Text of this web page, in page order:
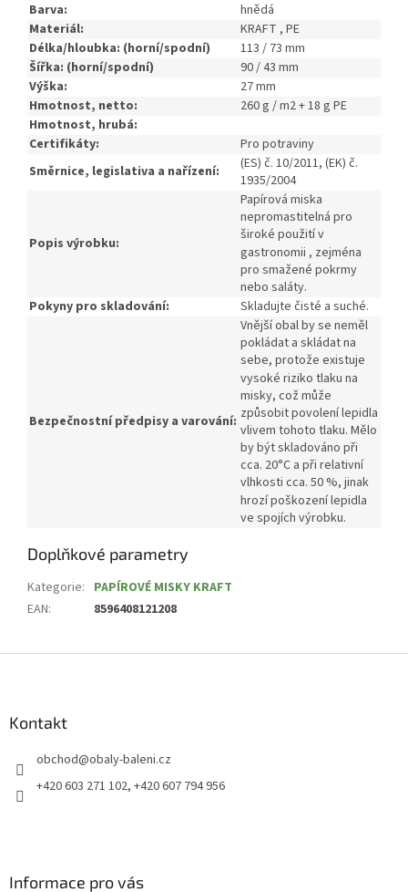
Barva:
hnědá
Materiál:
KRAFT , PE
Délka/hloubka: (horní/spodní)
113 / 73 mm
Šířka: (horní/spodní)
90 / 43 mm
Výška:
27 mm
Hmotnost, netto:
260 g / m2 + 18 g PE
Hmotnost, hrubá:
Certifikáty:
Pro potraviny
Směrnice, legislativa a nařízení:
(ES) č. 10/2011, (EK) č.
1935/2004
Popis výrobku:
Papírová miska
nepromastitelná pro
široké použití v
gastronomii , zejména
pro smažené pokrmy
nebo saláty.
Pokyny pro skladování:
Skladujte čisté a suché.
Bezpečnostní předpisy a varování:
Vnější obal by se neměl
pokládat a skládat na
sebe, protože existuje
vysoké riziko tlaku na
misky, což může
způsobit povolení lepidla
vlivem tohoto tlaku. Mělo
by být skladováno při
cca. 20°C a při relativní
vlhkosti cca. 50 %, jinak
hrozí poškození lepidla
ve spojích výrobku.
Doplňkové parametry
Kategorie: PAPÍROVÉ MISKY KRAFT
EAN: 8596408121208
Kontakt
obchod@obaly-baleni.cz
+420 603 271 102, +420 607 794 956
Informace pro vás